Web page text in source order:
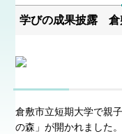
学びの成果披露 倉
倉敷市立短期大学で親
の森」が開かれました。